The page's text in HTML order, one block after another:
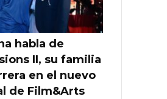
habla de
II, su familia
en el nuevo
de Film&Arts